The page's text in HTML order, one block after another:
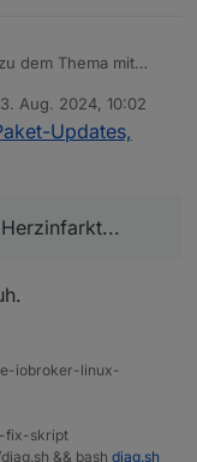
dem Thema mit
(habe
gefunden)?
Tagen wieder aufs
Aug. 2024, 10:02
von
Updates,
iobroker-linux-
fix-skript
&& bash diag.sh